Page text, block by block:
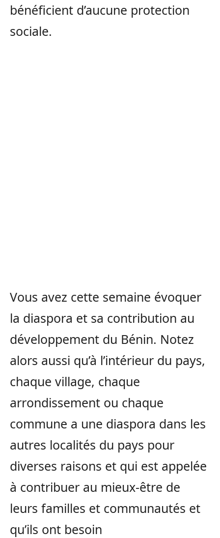
bénéficient d’aucune protection
sociale.
Vous avez cette semaine évoquer
la diaspora et sa contribution au
développement du Bénin. Notez
alors aussi qu’à l’intérieur du pays,
chaque village, chaque
arrondissement ou chaque
commune a une diaspora dans les
autres localités du pays pour
diverses raisons et qui est appelée
à contribuer au mieux-être de
leurs familles et communautés et
qu’ils ont besoin